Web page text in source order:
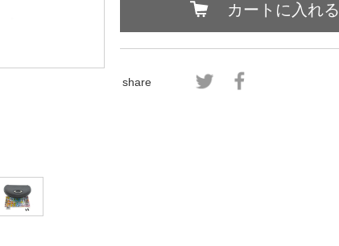
カートに入れる
share